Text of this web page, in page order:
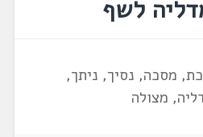
לשף
מסכה, נסיך, ניתך,
מצולה